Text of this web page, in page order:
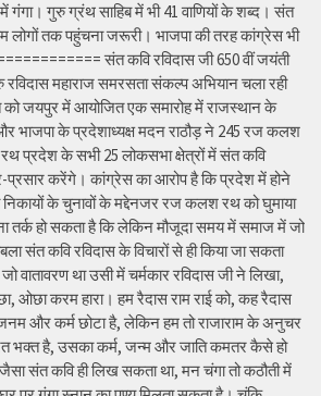
में गंगा। गुरु ग्रंथ साहिब में भी 41 वाणियों के शब्द। संत
लोगों तक पहुंचना जरूरी। भाजपा की तरह कांग्रेस भी
संत कवि रविदास जी 650 वीं जयंती
महाराज समरसता संकल्प अभियान चला रही
जयपुर में आयोजित एक समारोह में राजस्थान के
भाजपा के प्रदेशाध्यक्ष मदन राठौड़ ने 245 रज कलश
प्रदेश के सभी 25 लोकसभा क्षेत्रों में संत कवि
प्रसार करेंगे। कांग्रेस का आरोप है कि प्रदेश में होने
निकायों के चुनावों के मद्देनजर रज कलश रथ को घुमाया
तर्क हो सकता है कि लेकिन मौजूदा समय में समाज में जो
संत कवि रविदास के विचारों से ही किया जा सकता
वातावरण था उसी में चर्मकार रविदास जी ने लिखा,
ओछा करम हारा। हम रैदास राम राई को, कह रैदास
जनम और कर्म छोटा है, लेकिन हम तो राजाराम के अनुचर
भक्त है, उसका कर्म, जन्म और जाति कमतर कैसे हो
संत कवि ही लिख सकता था, मन चंगा तो कठौती में